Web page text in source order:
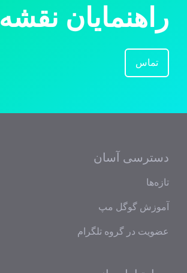
راهنمایان نقشه
تماس
دسترسی آسان
تازه‌ها
آموزش گوگل مپ
عضویت در گروه تلگرام